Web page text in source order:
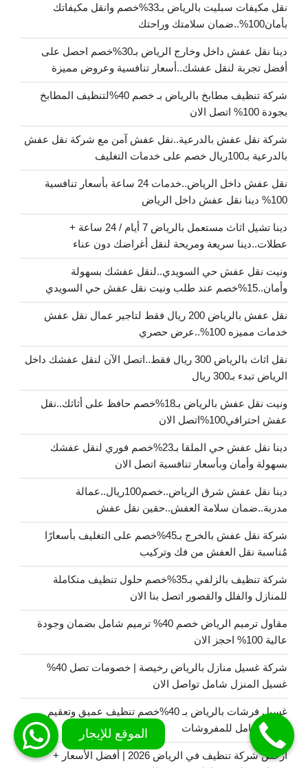
نقل مكيفات سبليت بالرياض بـ33%خصم وانقل مكيفاتك
بأمان100%..ضمان سلامتك وراحتك
دينا نقل عفش داخل وخارج الرياض بـ30%خصم احصل على
أفضل تجربة لنقل عفشك..أسعار تنافسية وعروض مميزة
شركة تنظيف مطابخ بالرياض بـ خصم 40%لتنظيف المطابخ
بجودة 100% اتصل الان
شركة نقل عفش بالدرعية..نقل عفش آمن مع شركة نقل عفش
بالدرعية بـ100ريال خصم على خدمات التغليف
نقل عفش داخل الرياض..خدمات 24 ساعة بأسعار تنافسية
100% دينا نقل عفش داخل الرياض
دينا تشيل اثاث مستعمل بالرياض 7 أيام / 24 ساعة +
عطلات..دينا سريعة ومريحة لنقل أغراضك دون عناء
ونيت نقل عفش حي السويدي..لنقل عفشك بسهولة
وأمان..15%خصم عند طلب ونيت نقل عفش حي السويدي
نقل عفش بالرياض 200 ريال فقط لتاجير عمال نقل عفش
خدمات مميزه 100%..عرض حصري
نقل اثاث بالرياض 300 ريال فقط..اتصل الآن لنقل عفشك داخل
الرياض تبدء بـ300 ريال
ونيت نقل عفش بالرياض بـ18%خصم حافظ على أثاثك..نقل
عفش احترافي100%اتصل الان
دينا نقل عفش حي الملقا بـ23%خصم فوري لنقل عفشك
بسهولة وأمان وبأسعار تنافسية اتصل الان
دينا نقل عفش شرق الرياض..خصم100ريال..عمالة
مدربة..ضمان سلامة العفش..حقين نقل عفش
شركة نقل عفش بالخرج بـ45%خصم على التغليف بأسعارًا
مُناسبة نقل العفش من فك وتركيب
شركة تنظيف بالزلفي بـ35%خصم حلول تنظيف متكاملة
للمنازل والفلل والقصور اتصل بنا الان
مقاول ترميم الرياض خصم 40% ترميم شامل بضمان وجودة
عالية 100% احجز الان
شركة غسيل منازل بالرياض رخيصة | خصومات تصل 40%
غسيل المنزل شامل تواصل الان
غسيل فرشات بالرياض بـ 40%خصم تنظيف عميق وتعقيم
بالبخار كامل للمفروشات
ارخص شركة تنظيف في الرياض 2026 | أفضل الأسعار +